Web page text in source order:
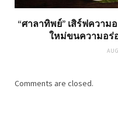
“ศาลาทิพย์” เสิร์ฟความ
ใหม่ขนความอร่
Comments are closed.